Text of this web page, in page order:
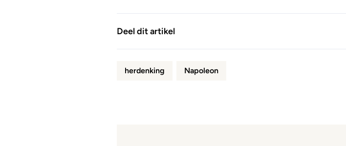
Deel dit artikel
herdenking Napoleon